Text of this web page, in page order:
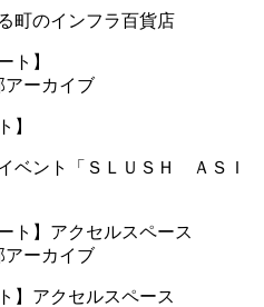
町のインフラ百貨店
アーカイブ
】
ベント「ＳＬＵＳＨ ＡＳＩ
アーカイブ
】アクセルスペース